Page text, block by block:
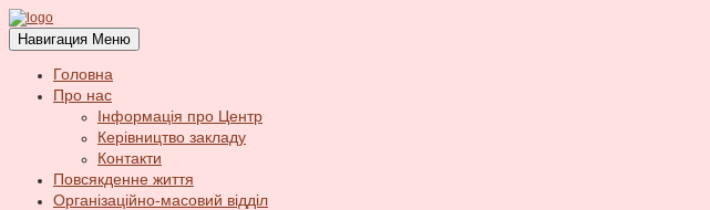
Навигация Меню
Головна
Про нас
Інформація про Центр
Керівництво закладу
Контакти
Повсякденне життя
Організаційно-масовий відділ